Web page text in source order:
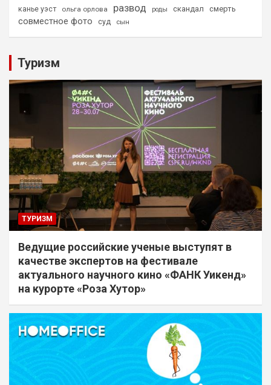
канье уэст
ольга орлова развод роды скандал смерть
совместное фото суд сын
Туризм
ТУРИЗМ
Ведущие российские ученые выступят в
качестве экспертов на фестивале
актуального научного кино «ФАНК Уикенд»
на курорте «Роза Хутор»